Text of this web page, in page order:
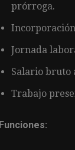
prórroga.
Jornada
Salario bruto
Trabajo
Funciones: